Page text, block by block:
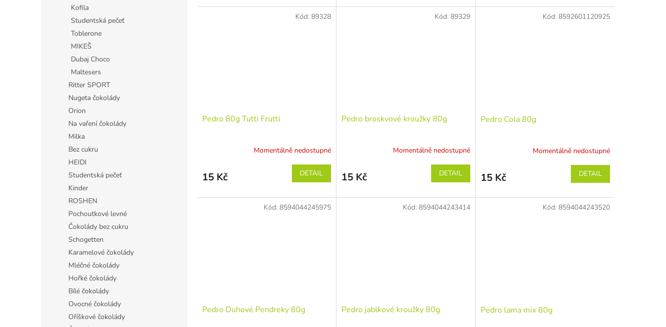
Kofila
Studentská pečeť
Toblerone
MIKEŠ
Dubaj Choco
Maltesers
Ritter SPORT
Nugeta čokolády
Orion
Na vaření čokolády
Milka
Bez cukru
HEIDI
Studentská pečeť
Kinder
ROSHEN
Pochoutkové levné
Čokolády bez cukru
Schogetten
Karamelové čokolády
Mléčné čokolády
Hořké čokolády
Bílé čokolády
Ovocné čokolády
Oříškové čokolády
Pedro 80g Tutti Frutti
Momentálně nedostupné
15 Kč DETAIL
Kód: 89328
Pedro broskvové kroužky 80g
Momentálně nedostupné
15 Kč DETAIL
Kód: 89329
Pedro Cola 80g
Momentálně nedostupné
15 Kč DETAIL
Kód: 8592601120925
Pedro Duhové Pendreky 80g
Kód: 8594044245975
Pedro jablkové kroužky 80g
Kód: 8594044243414
Pedro lama mix 80g
Kód: 8594044243520